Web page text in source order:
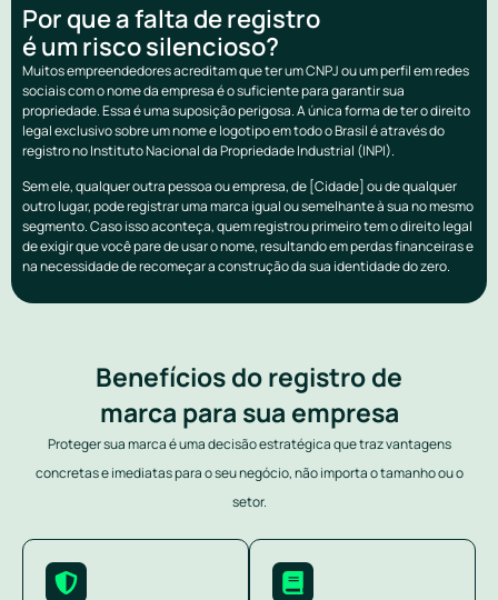
Por que a falta de registro
é um risco silencioso?
Muitos empreendedores acreditam que ter um CNPJ ou um perfil em redes
sociais com o nome da empresa é o suficiente para garantir sua
propriedade. Essa é uma suposição perigosa. A única forma de ter o direito
legal exclusivo sobre um nome e logotipo em todo o Brasil é através do
registro no Instituto Nacional da Propriedade Industrial (INPI).
Sem ele, qualquer outra pessoa ou empresa, de [Cidade] ou de qualquer
outro lugar, pode registrar uma marca igual ou semelhante à sua no mesmo
segmento. Caso isso aconteça, quem registrou primeiro tem o direito legal
de exigir que você pare de usar o nome, resultando em perdas financeiras e
na necessidade de recomeçar a construção da sua identidade do zero.
Benefícios do registro de
marca para sua empresa
Proteger sua marca é uma decisão estratégica que traz vantagens
concretas e imediatas para o seu negócio, não importa o tamanho ou o
setor.